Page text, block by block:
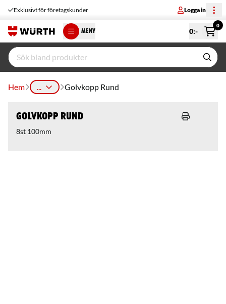
Exklusivt för företagskunder Logga in
MENY 0:-
0
Hem ... Golvkopp Rund
Golvkopp Rund